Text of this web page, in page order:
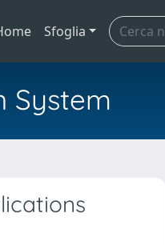
Sfoglia
System